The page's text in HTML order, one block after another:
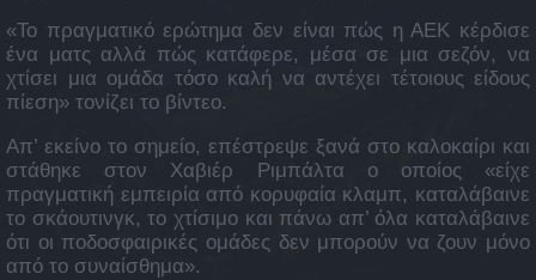
«Το πραγματικό ερώτημα δεν είναι πώς η ΑΕΚ κέρδισε
ένα ματς αλλά πώς κατάφερε, μέσα σε μια σεζόν, να
χτίσει μια ομάδα τόσο καλή να αντέχει τέτοιους είδους
πίεση» τονίζει το βίντεο.
Απ’ εκείνο το σημείο, επέστρεψε ξανά στο καλοκαίρι και
στάθηκε στον Χαβιέρ Ριμπάλτα ο οποίος «είχε
πραγματική εμπειρία από κορυφαία κλαμπ, καταλάβαινε
το σκάουτινγκ, το χτίσιμο και πάνω απ’ όλα καταλάβαινε
ότι οι ποδοσφαιρικές ομάδες δεν μπορούν να ζουν μόνο
από το συναίσθημα».